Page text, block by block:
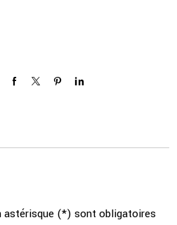
astérisque (*) sont obligatoires